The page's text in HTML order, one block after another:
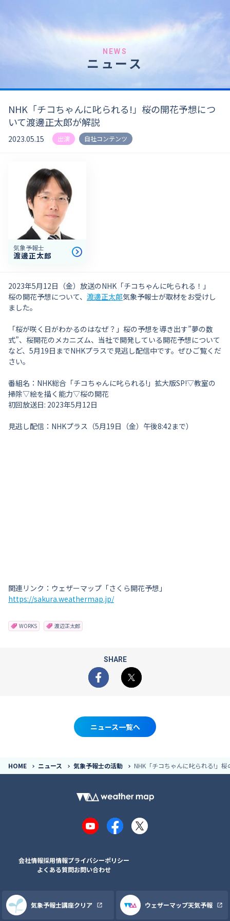
NEWS
ニュース
NHK「チコちゃんに叱られる!」桜の開花予想につ
いて渡邊正太郎が解説
2023.05.15 出演 自社コンテンツ
気象予報士
渡邊正太郎
2023年5月12日（金）放送のNHK「チコちゃんに𠮟られる！」
桜の開花予想について、 渡邊正太郎気象予報士が取材をお受けし
ました。
「桜が咲く日がわかるのはなぜ？」桜の予想を導き出す”夢の数
式”、桜開花のメカニズム、当社で開発している開花予想について
など、5月19日までNHKプラスで見逃し配信中です。ぜひご覧くだ
さい。
番組名：NHK総合「チコちゃんに叱られる!」拡大版SP!▽教室の
掃除▽絵を描く能力▽桜の開花
初回放送日: 2023年5月12日
見逃し配信：NHKプラス（5月19日（金）午後8:42まで）
関連リンク：ウェザーマップ「さくら開花予想」
https://sakura.weathermap.jp/
WORKS 渡辺正太郎
SHARE
Facebook
X
ニュース一覧へ
HOME ニュース 気象予報士の活動 NHK「チコちゃんに叱られる!」
YouTubeFacebook
X
会社情報採用情報プライバシーポリシー
よくある質問お問い合わせ
気象予報士講座クリア ウェザーマップ天気予報